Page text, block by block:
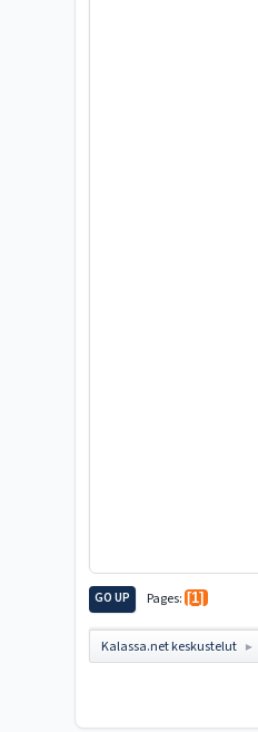
GO UP Pages 1
Kalassa.net keskustelut ►